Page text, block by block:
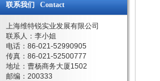
联系我们 Contact
上海维特锐实业发展有限公司
联系人：李小姐
电话：86-021-52990905
传真：86-021-52500777
地址：曹杨商务大厦1502
邮编：200333